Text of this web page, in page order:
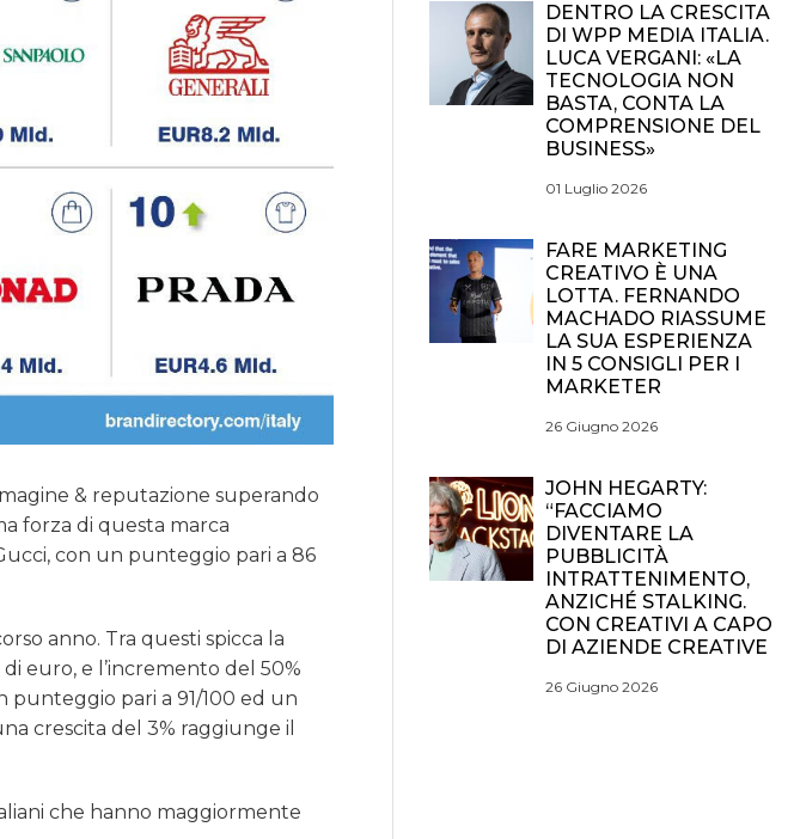
& reputazione superando
forza di questa marca
con un punteggio pari a 86
anno. Tra questi spicca la
euro, e l’incremento del 50%
punteggio pari a 91/100 ed un
crescita del 3% raggiunge il
che hanno maggiormente
DENTRO LA CRESCITA
DI WPP MEDIA ITALIA.
LUCA VERGANI: «LA
TECNOLOGIA NON
BASTA, CONTA LA
COMPRENSIONE DEL
BUSINESS»
01 Luglio 2026
FARE MARKETING
CREATIVO È UNA
LOTTA. FERNANDO
MACHADO RIASSUME
LA SUA ESPERIENZA
IN 5 CONSIGLI PER I
MARKETER
26 Giugno 2026
JOHN HEGARTY:
“FACCIAMO
DIVENTARE LA
PUBBLICITÀ
INTRATTENIMENTO,
ANZICHÉ STALKING.
CON CREATIVI A CAPO
DI AZIENDE CREATIVE
26 Giugno 2026